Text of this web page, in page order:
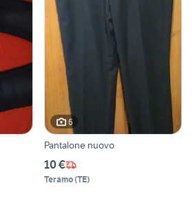
6
Pantalone nuovo
10 €
Teramo(TE)